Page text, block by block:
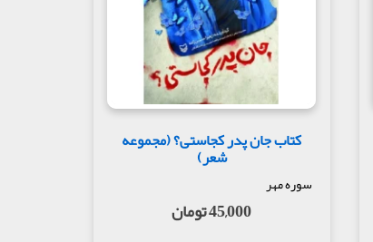
«شخصیت های مانا» که با هدف ارائه
اند. این مجموعه که برای عموم
گذار پدید آمده است.
کتاب جان پدر کجاستی؟ (مجموعه
شعر)
سوره مهر
45,000 تومان